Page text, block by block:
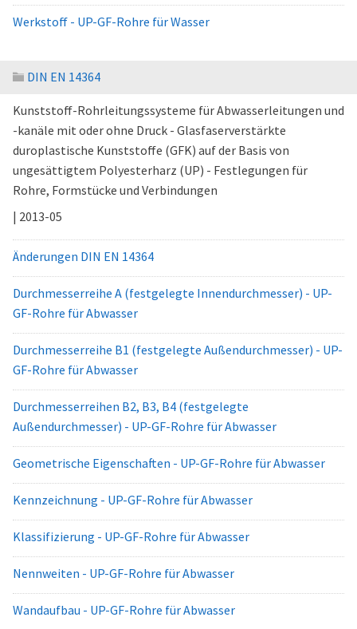
Werkstoff - UP-GF-Rohre für Wasser
DIN EN 14364
Kunststoff-Rohrleitungssysteme für Abwasserleitungen und
-kanäle mit oder ohne Druck - Glasfaserverstärkte
duroplastische Kunststoffe (GFK) auf der Basis von
ungesättigtem Polyesterharz (UP) - Festlegungen für
Rohre, Formstücke und Verbindungen
| 2013-05
Änderungen DIN EN 14364
Durchmesserreihe A (festgelegte Innendurchmesser) - UP-
GF-Rohre für Abwasser
Durchmesserreihe B1 (festgelegte Außendurchmesser) - UP-
GF-Rohre für Abwasser
Durchmesserreihen B2, B3, B4 (festgelegte
Außendurchmesser) - UP-GF-Rohre für Abwasser
Geometrische Eigenschaften - UP-GF-Rohre für Abwasser
Kennzeichnung - UP-GF-Rohre für Abwasser
Klassifizierung - UP-GF-Rohre für Abwasser
Nennweiten - UP-GF-Rohre für Abwasser
Wandaufbau - UP-GF-Rohre für Abwasser